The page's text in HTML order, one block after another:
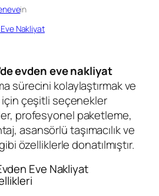
in
Nakliyat
evden eve nakliyat
sürecini kolaylaştırmak ve
çeşitli seçenekler
profesyonel paketleme,
asansörlü taşımacılık ve
özelliklerle donatılmıştır.
Eve Nakliyat